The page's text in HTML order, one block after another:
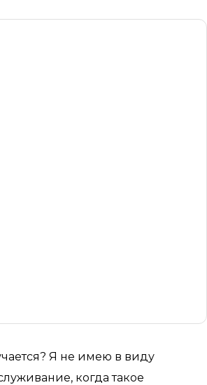
Я не имею в виду
когда такое